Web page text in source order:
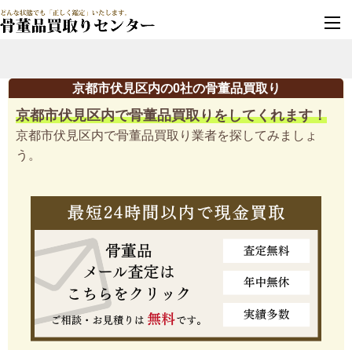
京都市伏見区内の0社の骨董品買取り
京都市伏見区内で骨董品買取りをしてくれます！
京都市伏見区内で骨董品買取り業者を探してみましょ
う。